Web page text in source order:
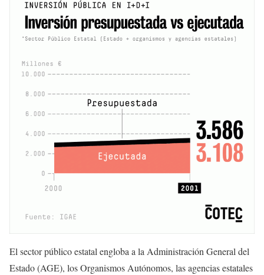
El sector público estatal engloba a la Administración General del
Estado (AGE), los Organismos Autónomos, las agencias estatales